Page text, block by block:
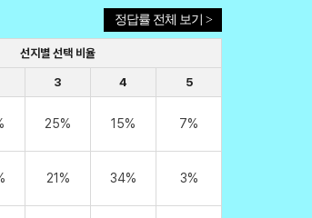
장바구
정답률 전체 보기 >
선지별 선택 비율
3 4 5
25% 15% 7%
21% 34% 3%